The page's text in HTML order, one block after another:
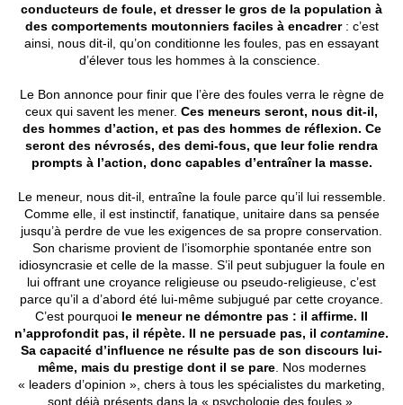
conducteurs de foule, et dresser le gros de la population à
des comportements moutonniers faciles à encadrer: c’est
ainsi, nous dit-il, qu’on conditionne les foules, pas en essayant
d’élever tous les hommes à la conscience.
Le Bon annonce pour finir que l’ère des foules verra le règne de
ceux qui savent les mener. Ces meneurs seront, nous dit-il,
des hommes d’action, et pas des hommes de réflexion. Ce
seront des névrosés, des demi-fous, que leur folie rendra
prompts à l’action, donc capables d’entraîner la masse.
Le meneur, nous dit-il, entraîne la foule parce qu’il lui ressemble.
Comme elle, il est instinctif, fanatique, unitaire dans sa pensée
jusqu’à perdre de vue les exigences de sa propre conservation.
Son charisme provient de l’isomorphie spontanée entre son
idiosyncrasie et celle de la masse. S’il peut subjuguer la foule en
lui offrant une croyance religieuse ou pseudo-religieuse, c’est
parce qu’il a d’abord été lui-même subjugué par cette croyance.
C’est pourquoi le meneur ne démontre pas : il affirme. Il
n’approfondit pas, il répète. Il ne persuade pas, il contamine.
Sa capacité d’influence ne résulte pas de son discours lui-
même, mais du prestige dont il se pare. Nos modernes
« leaders d’opinion », chers à tous les spécialistes du marketing,
sont déjà présents dans la « psychologie des foules ».